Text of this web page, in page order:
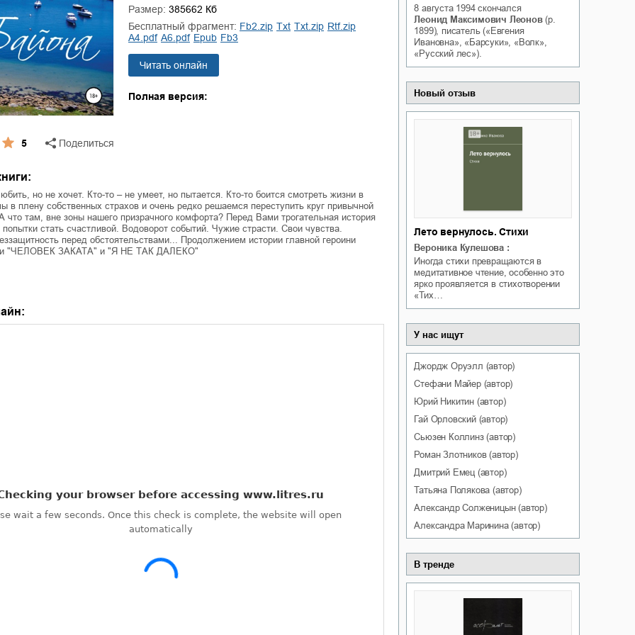
Новоросии:
Сидоренко
Забытая земля Новоросии:
о судьбе Кировоградской
области
Белая ворона на факультете
Теней
Оксана Гринберга
5 Поделиться
Размер: 385662 Кб
Бесплатный фрагмент:
fb2.zip txt txt.zip
rtf.zip
a4.pdf
a6.pdf epub fb3
Читать онлайн
Полная версия:
но не хочет. Кто-то – не умеет, но пытается. Кто-то боится смотреть жизни в
в плену собственных страхов и очень редко решаемся переступить круг привычной
что там, вне зоны нашего призрачного комфорта? Перед Вами трогательная история
стать счастливой. Водоворот событий. Чужие страсти. Свои чувства.
перед обстоятельствами... Продолжением истории главной героини
"ЧЕЛОВЕК ЗАКАТА" и "Я НЕ ТАК ДАЛЕКО"
8 августа 1994 скончался
Леонид Максимович Леонов(р.
1899), писатель («Евгения
Ивановна», «Барсуки», «Волк»,
«Русский лес»).
Новый отзыв
Лето вернулось. Стихи
Вероника Кулешова :
Иногда стихи превращаются в
медитативное чтение, особенно это
ярко проявляется в стихотворении
«Тих…
У нас ищут
Джордж Оруэлл (автор)
Стефани Майер(автор)
Юрий Никитин(автор)
Гай Орловский(автор)
Сьюзен Коллинз(автор)
Роман Злотников(автор)
Дмитрий Емец(автор)
Татьяна Полякова (автор)
Александр Солженицын(автор)
Александра Маринина(автор)
В тренде